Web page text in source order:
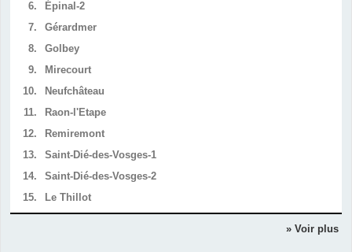
6.
Épinal-2
7.
Gérardmer
8.
Golbey
9.
Mirecourt
10.
Neufchâteau
11.
Raon-l'Etape
12.
Remiremont
13.
Saint-Dié-des-Vosges-1
14.
Saint-Dié-des-Vosges-2
15.
Le Thillot
» Voir plus